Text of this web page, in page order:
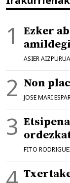
Ezker
ASIER
Non
JOSE MARI
FITO